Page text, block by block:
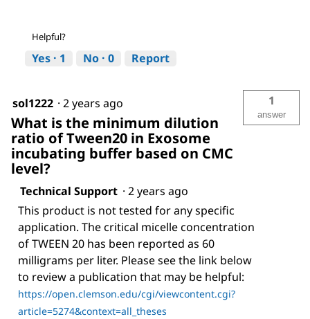
Helpful?
Yes · 1 No · 0 Report
sol1222 · 2 years ago
What is the minimum dilution
ratio of Tween20 in Exosome
incubating buffer based on CMC
level?
1
answer
Technical Support · 2 years ago
This product is not tested for any specific
application. The critical micelle concentration
of TWEEN 20 has been reported as 60
milligrams per liter. Please see the link below
to review a publication that may be helpful:
https://open.clemson.edu/cgi/viewcontent.cgi?
article=5274&context=all_theses